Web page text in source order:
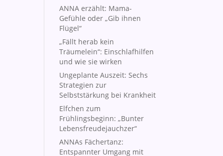
ANNA erzählt: Mama-
Gefühle oder „Gib ihnen
Flügel“
„Fällt herab kein
Träumelein“: Einschlafhilfen
und wie sie wirken
Ungeplante Auszeit: Sechs
Strategien zur
Selbststärkung bei Krankheit
Elfchen zum
Frühlingsbeginn: „Bunter
Lebensfreudejauchzer“
ANNAs Fächertanz:
Entspannter Umgang mit